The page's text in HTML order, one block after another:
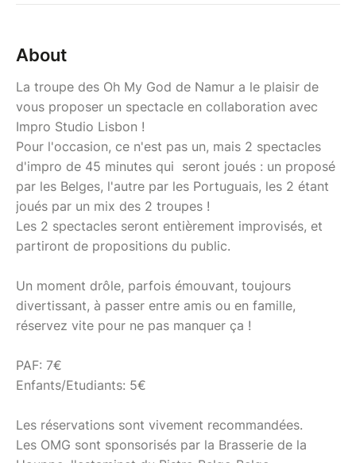
About
La troupe des Oh My God de Namur a le plaisir de
vous proposer un spectacle en collaboration avec
Impro Studio Lisbon !
Pour l'occasion, ce n'est pas un, mais 2 spectacles
d'impro de 45 minutes qui seront joués : un proposé
par les Belges, l'autre par les Portuguais, les 2 étant
joués par un mix des 2 troupes !
Les 2 spectacles seront entièrement improvisés, et
partiront de propositions du public.
Un moment drôle, parfois émouvant, toujours
divertissant, à passer entre amis ou en famille,
réservez vite pour ne pas manquer ça !
PAF: 7€
Enfants/Etudiants: 5€
Les réservations sont vivement recommandées.
Les OMG sont sponsorisés par la Brasserie de la